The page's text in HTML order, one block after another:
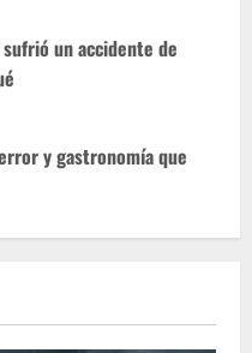
un accidente de
y gastronomía que